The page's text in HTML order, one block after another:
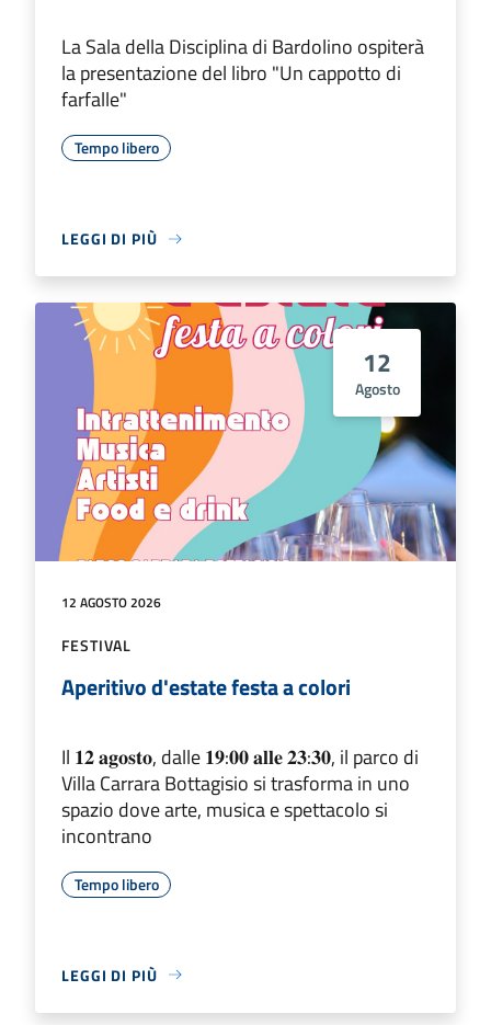
La Sala della Disciplina di Bardolino ospiterà
la presentazione del libro "Un cappotto di
farfalle"
Tempo libero
LEGGI DI PIÙ
12
Agosto
12 AGOSTO 2026
FESTIVAL
Aperitivo d'estate festa a colori
Il 𝟏𝟐 𝐚𝐠𝐨𝐬𝐭𝐨, dalle 𝟏𝟗:𝟎𝟎 𝐚𝐥𝐥𝐞 𝟐𝟑:𝟑𝟎, il parco di
Villa Carrara Bottagisio si trasforma in uno
spazio dove arte, musica e spettacolo si
incontrano
Tempo libero
LEGGI DI PIÙ